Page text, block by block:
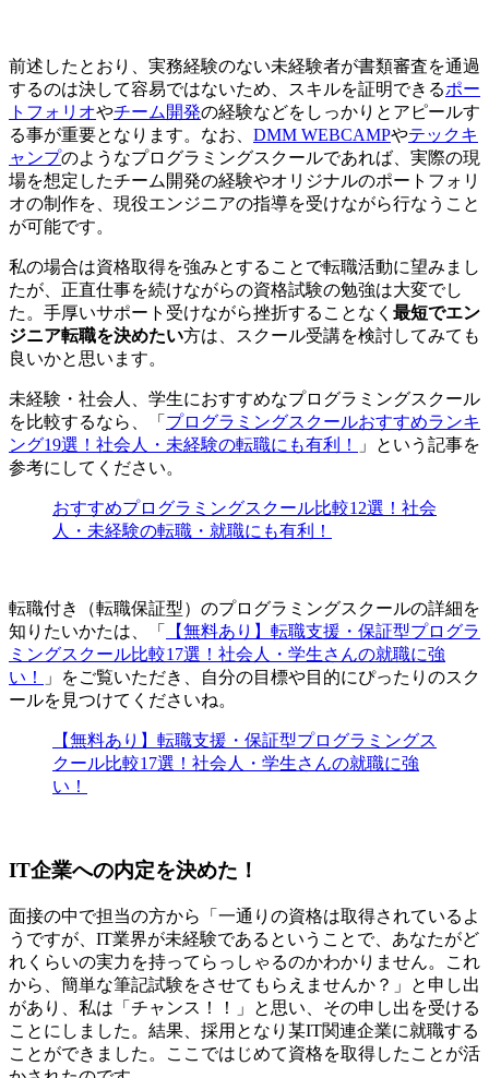
前述したとおり、実務経験のない未経験者が書類審査を通過
するのは決して容易ではないため、スキルを証明できるポー
トフォリオやチーム開発の経験などをしっかりとアピールす
る事が重要となります。なお、 DMM WEBCAMPやテックキ
ャンプのようなプログラミングスクールであれば、実際の現
場を想定したチーム開発の経験やオリジナルのポートフォリ
オの制作を、 現役エンジニアの指導を受けながら行なう こと
が可能です。
私の場合は資格取得を強みとすることで転職活動に望みまし
たが、正直仕事を続けながらの資格試験の勉強は大変でし
た。手厚いサポート受けながら挫折することなく 最短でエン
ジニア転職を決めたい方は、スクール受講を検討してみても
良いかと思います。
未経験・社会人、学生におすすめなプログラミングスクール
を比較するなら、「 プログラミングスクールおすすめランキ
ング19選！社会人・未経験の転職にも有利！
」という記事を
参考にしてください。
おすすめプログラミングスクール比較12選！社会
人・未経験の転職・就職にも有利！
転職付き（転職保証型）のプログラミングスクールの詳細を
知りたいかたは、「
【無料あり】転職支援・保証型プログラ
ミングスクール比較17選！社会人・学生さんの就職に強
い！
」をご覧いただき、自分の目標や目的にぴったりのスク
ールを見つけてくださいね。
【無料あり】転職支援・保証型プログラミングス
クール比較17選！社会人・学生さんの就職に強
い！
IT企業への内定を決めた！
面接の中で担当の方から「一通りの資格は取得されているよ
うですが、IT業界が未経験であるということで、あなたがど
れくらいの実力を持ってらっしゃるのかわかりません。これ
から、簡単な筆記試験をさせてもらえませんか？」と申し出
があり、私は「チャンス！！」と思い、その申し出を受ける
ことにしました。結果、採用となり 某IT関連企業に就職する
ことができました。ここではじめて資格を取得したことが活